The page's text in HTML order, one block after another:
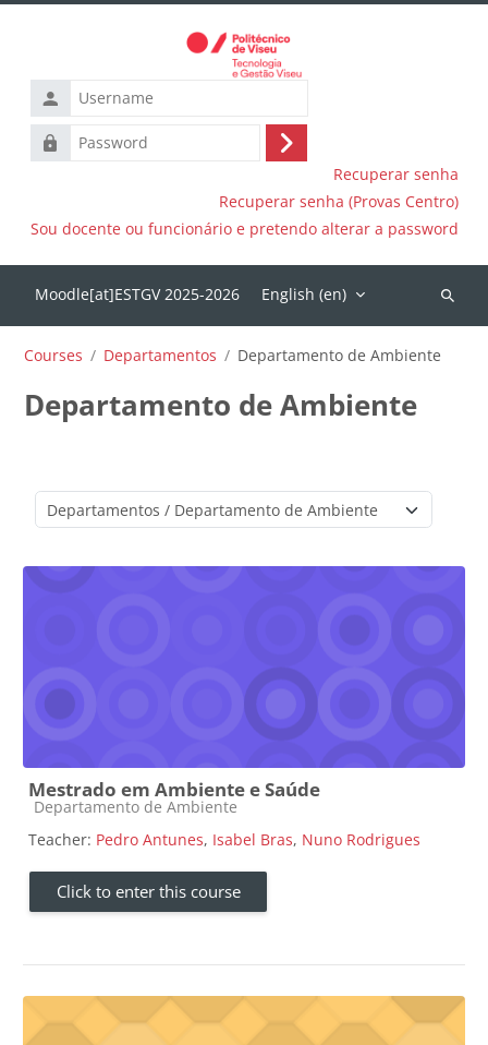
Username
Password
Log
Recuperar senha
Recuperar senha (Provas Centro)
Sou docente ou funcionário e pretendo alterar a password
English ‎(en)‎
Search
Courses Departamentos Departamento de Ambiente
Departamento de Ambiente
Course categories
Mestrado em Ambiente e Saúde
Course category
Departamento de Ambiente
Teacher: Pedro Antunes, Isabel Bras, Nuno Rodrigues
Click to enter this course